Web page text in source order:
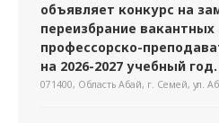
объявляет конкурс на
переизбрание
профессорско-
на 2026-2027 учебный год.
071400, Область Абай, г. Семей, ул.